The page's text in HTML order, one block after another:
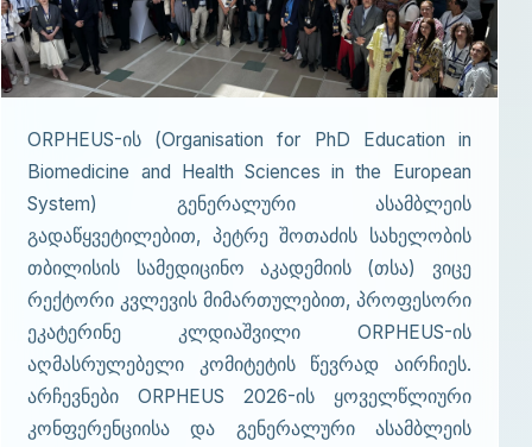
ORPHEUS-ის (Organisation for PhD Education in
Biomedicine and Health Sciences in the European
System) გენერალური ასამბლეის
გადაწყვეტილებით, პეტრე შოთაძის სახელობის
თბილისის სამედიცინო აკადემიის (თსა) ვიცე
რექტორი კვლევის მიმართულებით, პროფესორი
ეკატერინე კლდიაშვილი ORPHEUS-ის
აღმასრულებელი კომიტეტის წევრად აირჩიეს.
არჩევნები ORPHEUS 2026-ის ყოველწლიური
კონფერენციისა და გენერალური ასამბლეის